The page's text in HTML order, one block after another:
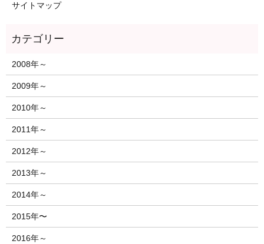
サイトマップ
2008年～
2009年～
2010年～
2011年～
2012年～
2013年～
2014年～
2015年〜
2016年～